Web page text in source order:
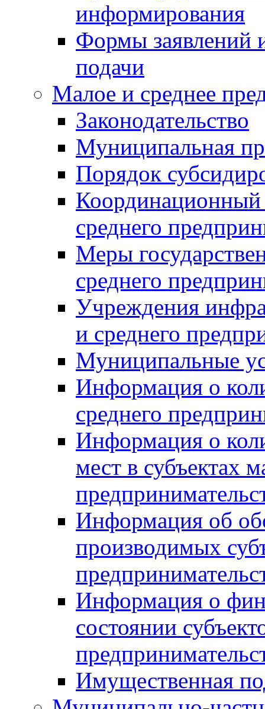
информирования
Формы заявлений
подачи
Малое и среднее
Законодательство
Муниципальная
Порядок
Координационный
среднего
Меры
среднего
Учреждения
и среднего
Муниципальные
Информация о
среднего
Информация о
мест в субъектах
Информация об
производимых
Информация о
состоянии
Имущественная